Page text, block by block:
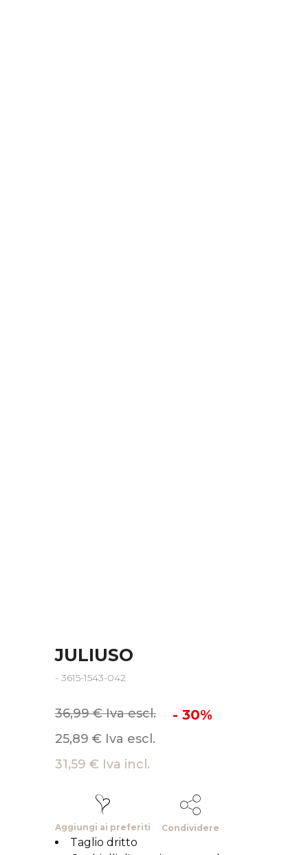
JULIUSO
- 3615-1543-042
36,99 € Iva escl. - 30%
25,89 € Iva escl.
31,59 € Iva incl.
Aggiungi ai preferiti Condividere
Taglio dritto